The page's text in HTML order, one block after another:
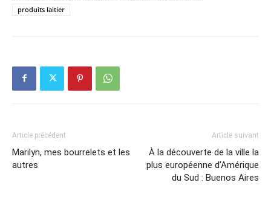
produits laitier
Article précédent
Marilyn, mes bourrelets et les
autres
Article suivant
À la découverte de la ville la
plus européenne d’Amérique
du Sud : Buenos Aires